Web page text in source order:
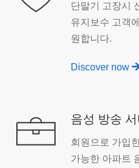
단말기 고장시
유지보수 고객
원합니다.
Discover now
음성 방송
회원으로 가입
가능한 아파트